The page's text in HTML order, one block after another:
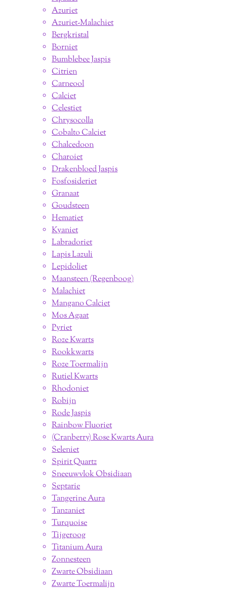
Azuriet
Azuriet-Malachiet
Bergkristal
Borniet
Bumblebee Jaspis
Citrien
Carneool
Calciet
Celestiet
Chrysocolla
Cobalto Calciet
Chalcedoon
Charoiet
Drakenbloed Jaspis
Fosfosideriet
Granaat
Goudsteen
Hematiet
Kyaniet
Labradoriet
Lapis Lazuli
Lepidoliet
Maansteen (Regenboog)
Malachiet
Mangano Calciet
Mos Agaat
Pyriet
Roze Kwarts
Rookkwarts
Roze Toermalijn
Rutiel Kwarts
Rhodoniet
Robijn
Rode Jaspis
Rainbow Fluoriet
(Cranberry) Rose Kwarts Aura
Seleniet
Spirit Quartz
Sneeuwvlok Obsidiaan
Septarie
Tangerine Aura
Tanzaniet
Turquoise
Tijgeroog
Titanium Aura
Zonnesteen
Zwarte Obsidiaan
Zwarte Toermalijn